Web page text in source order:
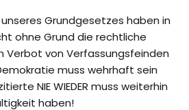
Grundgesetzes haben in
ohne Grund die rechtliche
Verbot von Verfassungsfeinden
muss wehrhaft sein
NIE WIEDER muss weiterhin
haben!